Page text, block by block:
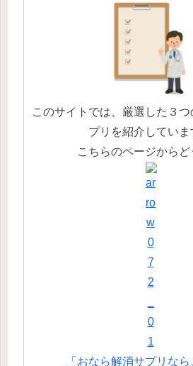
このサイトでは、厳選した３
プリを紹介していま
こちらのページからど
「おなら解消サプリなら